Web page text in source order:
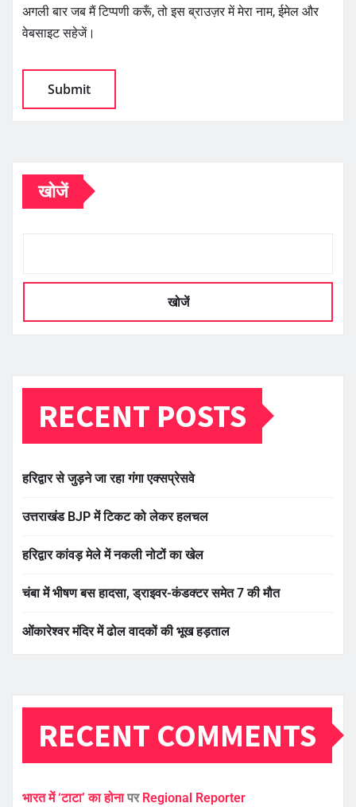
अगली बार जब मैं टिप्पणी करूँ, तो इस ब्राउज़र में मेरा नाम, ईमेल और
वेबसाइट सहेजें।
खोजें
खोजें
RECENT POSTS
हरिद्वार से जुड़ने जा रहा गंगा एक्सप्रेसवे
उत्तराखंड BJP में टिकट को लेकर हलचल
हरिद्वार कांवड़ मेले में नकली नोटों का खेल
चंबा में भीषण बस हादसा, ड्राइवर-कंडक्टर समेत 7 की मौत
ओंकारेश्वर मंदिर में ढोल वादकों की भूख हड़ताल
RECENT COMMENTS
भारत में ‘टाटा’ का होनापर Regional Reporter